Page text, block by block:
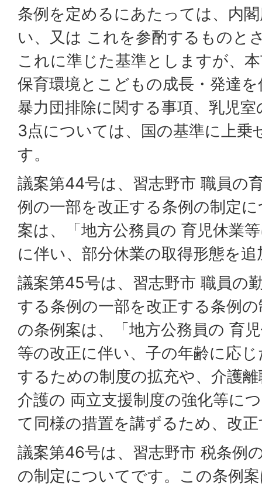
条例を定めるにあたっては、内
い、又は これを参酌するものと
これに準じた基準としますが、
保育環境とこどもの成長・発達
暴力団排除に関する事項、乳児
3点については、国の基準に上乗
す。
議案第44号は、習志野市 職員の
例の一部を改正する条例の制定
案は、「地方公務員の 育児休業
に伴い、部分休業の取得形態を
議案第45号は、習志野市 職員の
する条例の一部を改正する条例
の条例案は、「地方公務員の 育
等の改正に伴い、子の年齢に応
するための制度の拡充や、介護
介護の 両立支援制度の強化等に
て同様の措置を講ずるため、改
議案第46号は、習志野市 税条例
の制定についてです。この条例